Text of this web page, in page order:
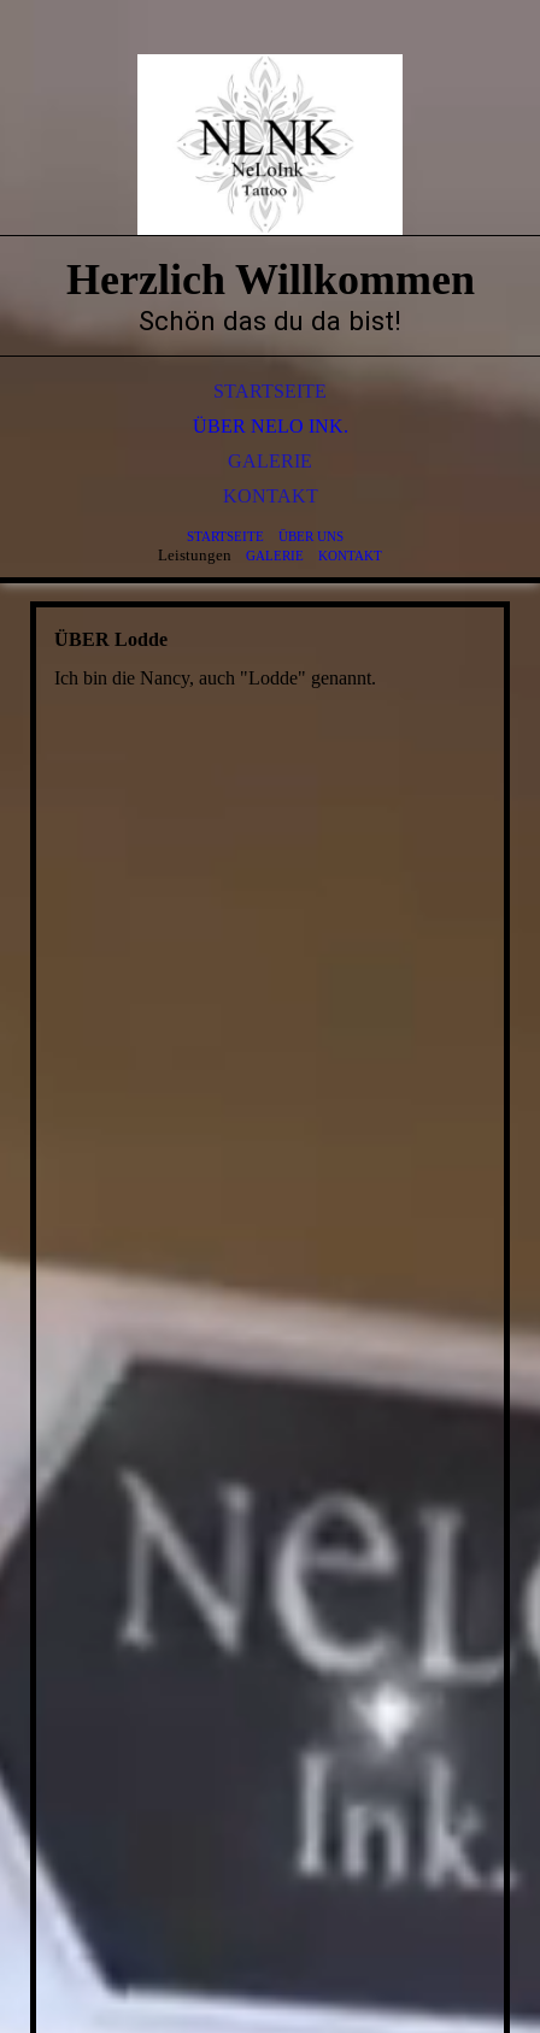
Herzlich Willkommen
Schön das du da bist!
STARTSEITE
ÜBER NELO INK.
GALERIE
KONTAKT
STARTSEITE ÜBER UNS
Leistungen GALERIE KONTAKT
ÜBER Lodde
Ich bin die Nancy, auch "Lodde" genannt.